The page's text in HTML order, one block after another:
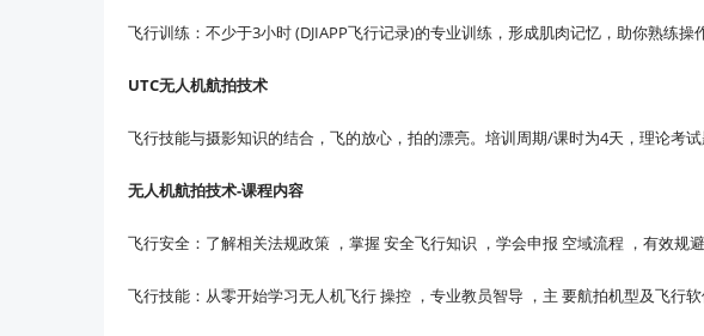
飞行训练：不少于3小时 (DJIAPP飞行记录)的专业训练，形成肌肉记忆，助你熟练操
UTC无人机航拍技术
飞行技能与摄影知识的结合，飞的放心，拍的漂亮。培训周期/课时为4天，理论考试
无人机航拍技术-课程内容
飞行安全：了解相关法规政策 ，掌握 安全飞行知识 ，学会申报 空域流程 ，有效规避
飞行技能：从零开始学习无人机飞行 操控 ，专业教员智导 ，主 要航拍机型及飞行软